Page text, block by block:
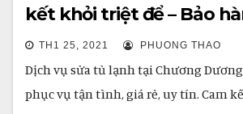
kết khỏi triệt để – Bảo
TH1 25, 2021 PHUONG THAO
Dịch vụ sửa tủ lạnh tại Chương
phục vụ tận tình, giá rẻ, uy tín. Cam